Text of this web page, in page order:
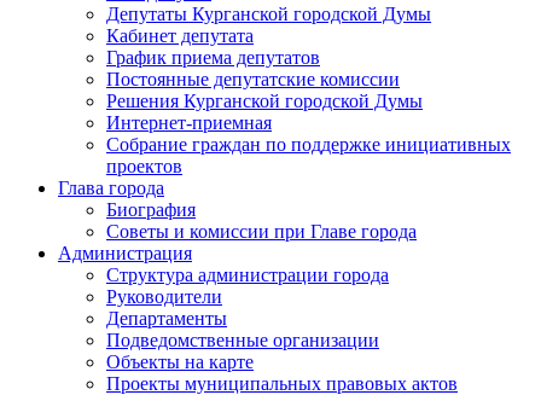
Депутаты Курганской городской Думы
Кабинет депутата
График приема депутатов
Постоянные депутатские комиссии
Решения Курганской городской Думы
Интернет-приемная
Собрание граждан по поддержке инициативных
проектов
Глава города
Биография
Советы и комиссии при Главе города
Администрация
Структура администрации города
Руководители
Департаменты
Подведомственные организации
Объекты на карте
Проекты муниципальных правовых актов